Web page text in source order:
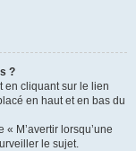
?
en cliquant sur le lien
en haut et en bas du
M’avertir lorsqu’une
le sujet.